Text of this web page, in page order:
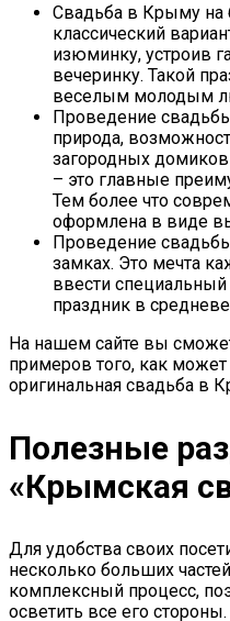
Свадьба в Крыму на
классический
изюминку, устроив
вечеринку. Такой
веселым молодым
Проведение
природа,
загородных домиков
– это главные
Тем более что
оформлена в виде
Проведение
замках. Это мечта
ввести
праздник в
На нашем сайте вы
примеров того, как
оригинальная свадьба в
Полезные
«Крымская
Для удобства своих
несколько больших
комплексный процесс,
осветить все его